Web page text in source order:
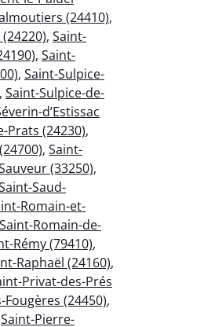
(24410),
, Saint-
, Saint-
, Saint-Sulpice-
, Saint-Sulpice-de-
d’Estissac
Prats (24230),
, Saint-
(33250),
Saud-
Romain-et-
Saint-Romain-de-
Rémy (79410),
Raphaël (24160),
Privat-des-Prés
(24450),
Saint-Pierre-